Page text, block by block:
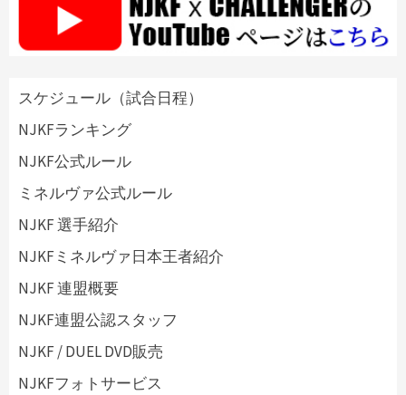
スケジュール（試合日程）
NJKFランキング
NJKF公式ルール
ミネルヴァ公式ルール
NJKF 選手紹介
NJKFミネルヴァ日本王者紹介
NJKF 連盟概要
NJKF連盟公認スタッフ
NJKF / DUEL DVD販売
NJKFフォトサービス